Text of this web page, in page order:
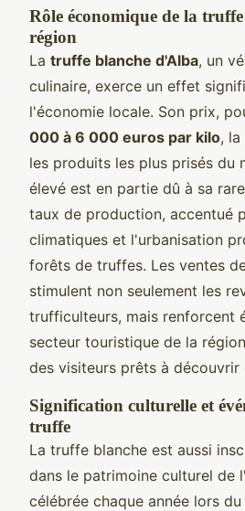
Rôle économique de la
région
La truffe blanche d'Alba, un
culinaire, exerce un effet
l'économie locale. Son prix,
000 à 6 000 euros par kilo,
les produits les plus prisés du
élevé est en partie dû à sa
taux de production, accentué
climatiques et l'urbanisation
forêts de truffes. Les ventes
stimulent non seulement les
trufficulteurs, mais renforcent
secteur touristique de la
des visiteurs prêts à découvrir
Signification culturelle et
truffe
La truffe blanche est aussi
dans le patrimoine culturel de
célébrée chaque année lors